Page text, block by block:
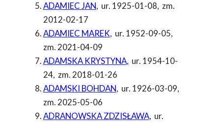
ADAMIEC JAN, ur. 1925-01-08, zm.
2012-02-17
ADAMIEC MAREK, ur. 1952-09-05,
zm. 2021-04-09
ADAMSKA KRYSTYNA, ur. 1954-10-
24, zm. 2018-01-26
ADAMSKI BOHDAN, ur. 1926-03-09,
zm. 2025-05-06
ADRANOWSKA ZDZISŁAWA, ur.